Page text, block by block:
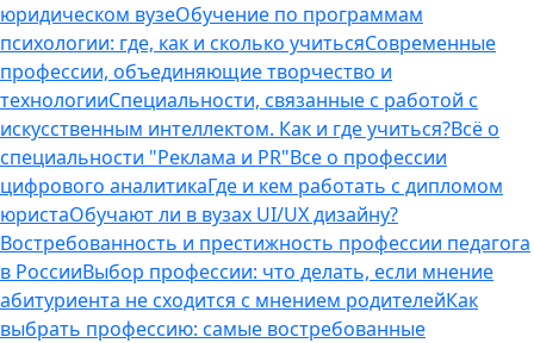
юридическом вузеОбучение по программам
психологии: где, как и сколько учитьсяСовременные
профессии, объединяющие творчество и
технологииСпециальности, связанные с работой с
искусственным интеллектом. Как и где учиться?Всё о
специальности "Реклама и PR"Все о профессии
цифрового аналитикаГде и кем работать с дипломом
юристаОбучают ли в вузах UI/UX дизайну?
Востребованность и престижность профессии педагога
в РоссииВыбор профессии: что делать, если мнение
абитуриента не сходится с мнением родителейКак
выбрать профессию: самые востребованные